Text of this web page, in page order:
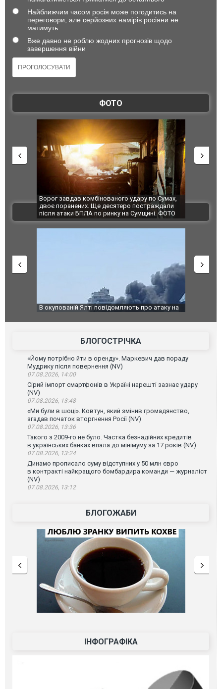
Найближчим часом росія може погодитись на
переговори, але серйозних намірів росіяни не
матимуть
Вже давно не роблю жодних прогнозів щодо
завершення війни
ФОТО
За 2000 кілометрів від кордону з Україною: в
Єкатеринбурзі після атаки дронів загорівся
склад Wildberries. ФОТО. ВІДЕО
"Мої
ВІДЕО
про атаку на
За 2000 кілометрів від кордону з Україною: в
склад Wildberries. ФОТО. ВІДЕО
В
БЛОГОСТРІЧКА
«Йому потрібно йти в оренду». Маркевич дав пораду
Мудрику після повернення (NV)
07.08.2026, 14:00
Сірий імпорт смартфонів в Україні нарешті зазнає удару
(NV)
07.08.2026, 13:48
«Ми були в шоці». Ковтун, який змінив громадянство,
згадав початок вторгнення Росії (NV)
07.08.2026, 13:36
Такого з 2009-го не було. Частка безнадійних кредитів
в українських банках впала до мінімуму за 17 років (NV)
07.08.2026, 13:24
Динамо прописало суму відступних у 50 млн євро
в контракті найкращого бомбардира команди — журналіст
(NV)
07.08.2026, 13:12
БЛОГОЖАБИ
ІНФОГРАФІКА